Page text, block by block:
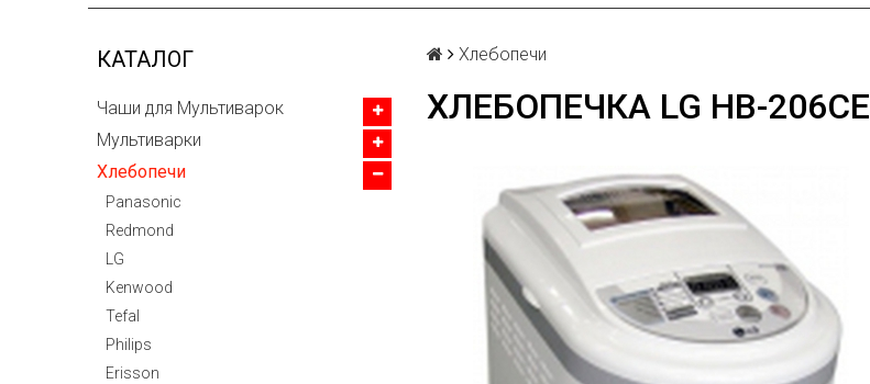
КАТАЛОГ
Чаши для Мультиварок
Мультиварки
Хлебопечи
Panasonic
Redmond
LG
Kenwood
Tefal
Philips
Erisson
Хлебопечи
ХЛЕБОПЕЧКА LG HB-206CE